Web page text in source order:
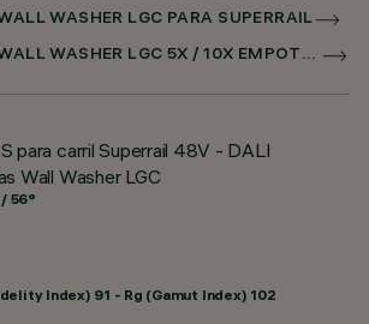
WASHER LGC PARA SUPERRAIL
LASER BLADE XS WALL WASHER LGC 5X / 10X EMPOTRADO PARA SUPERRAIL DALI POWERLINE
para carril Superrail 48V - DALI
Wall Washer LGC
56°
Index) 91 - Rg (Gamut Index) 102